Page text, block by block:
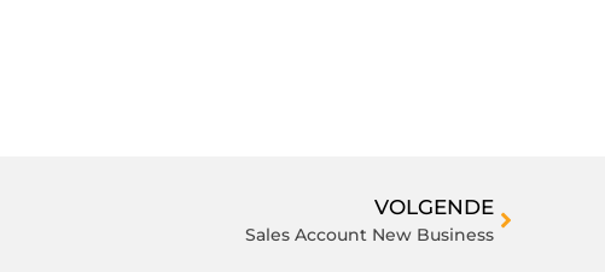
VOLGENDE
Sales Account New Business